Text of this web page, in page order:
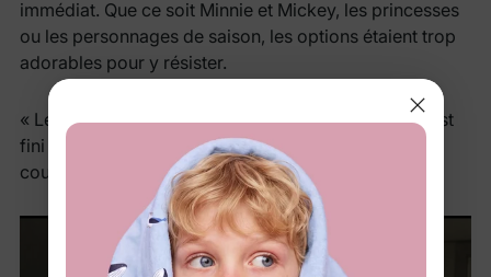
immédiat. Que ce soit Minnie et Mickey, les princesses
ou les personnages de saison, les options étaient trop
adorables pour y résister.
« Les ensembles assortis pour frères et sœurs ? C'est
fini pour mon portefeuille… mais ça vaut vraiment le
coup ! »